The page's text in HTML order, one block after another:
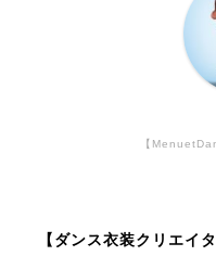
【
【ダンス衣装クリエイ